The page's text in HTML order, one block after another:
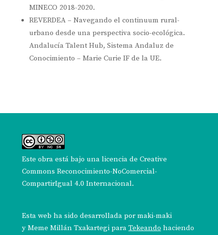
MINECO 2018-2020.
REVERDEA – Navegando el continuum rural-
urbano desde una perspectiva socio-ecológica.
Andalucía Talent Hub, Sistema Andaluz de
Conocimiento – Marie Curie IF de la UE.
Este obra está bajo una licencia de Creative
Commons Reconocimiento-NoComercial-
CompartirIgual 4.0 Internacional.
Esta web ha sido desarrollada pormaki-maki
y Meme Millán Txakartegipara Tekeando haciendo